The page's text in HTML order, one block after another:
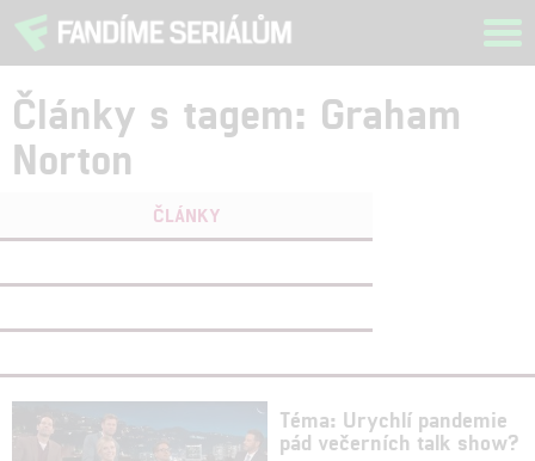
Články s tagem: Graham
Norton
ČLÁNKY
Téma: Urychlí pandemie
pád večerních talk show?